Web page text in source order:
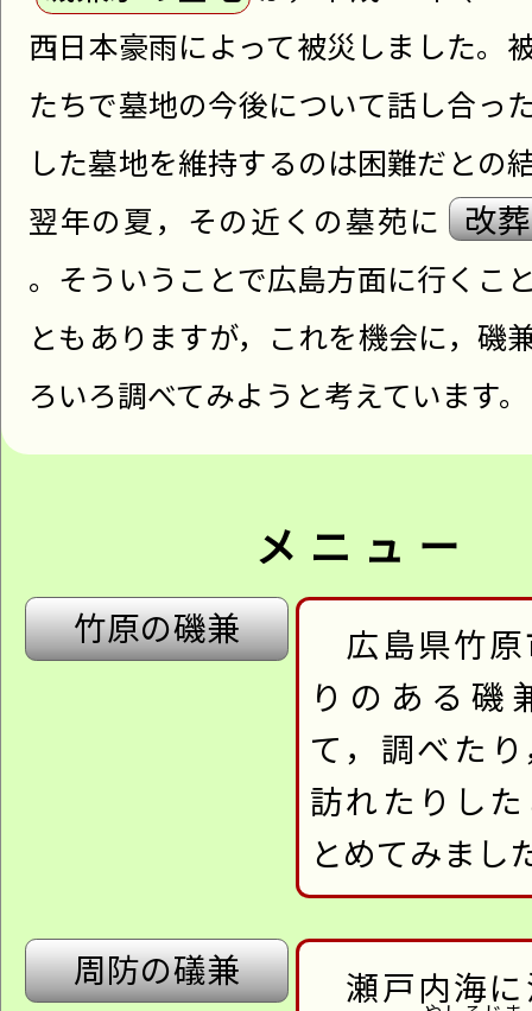
西日本豪雨によって被災しました。
たちで墓地の今後について話し合っ
した墓地を維持するのは困難だとの
翌年の夏，その近くの墓苑に
改
。そういうことで広島方面に行くこ
ともありますが，これを機会に，磯
ろいろ調べてみようと考えています。
メニュー
竹原の磯兼
広島県竹原
りのある磯
て，調べた
訪れたりし
とめてみまし
周防の礒兼
瀬戸内海に